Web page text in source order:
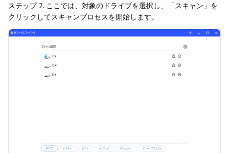
ステップ 2. ここでは、対象のドライブを選択し、「スキャン」を
クリックしてスキャンプロセスを開始します。